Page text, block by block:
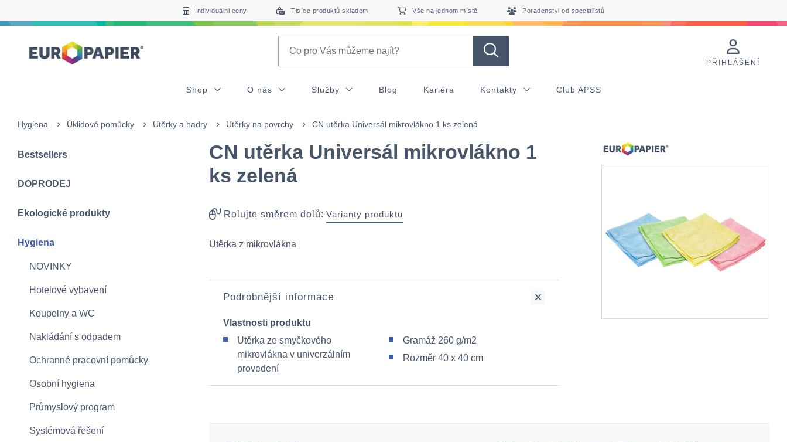
Individuálni ceny Tisíce produktů skladem Vše na jednom místě Poradenstvi od specialistů
PŘIHLÁŠENÍ
Shop O nás Služby Blog Kariéra Kontakty Club APSS
Hygiena Úklidové pomůcky Utěrky a hadry Utěrky na povrchy CN utěrka Universál mikrovlákno 1 ks zelená
Bestsellers
DOPRODEJ
Ekologické produkty
Hygiena
NOVINKY
Hotelové vybavení
Koupelny a WC
Nakládání s odpadem
Ochranné pracovní pomůcky
Osobní hygiena
Průmyslový program
Systémová řešení
CN utěrka Universál mikrovlákno 1
ks zelená
Rolujte směrem dolů: Varianty produktu
Utěrka z mikrovlákna
Podrobnější informace
Vlastnosti produktu
Utěrka ze smyčkového
mikrovlákna v univerzálním
provedení
Gramáž 260 g/m2
Rozměr 40 x 40 cm